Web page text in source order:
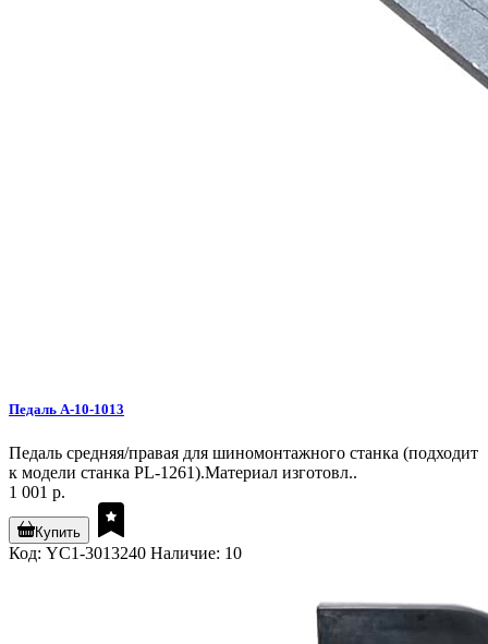
Педаль A-10-1013
Педаль средняя/правая для шиномонтажного станка (подходит
к модели станка PL-1261).Материал изготовл..
1 001 р.
Купить
Код: YC1-3013240 Наличие: 10